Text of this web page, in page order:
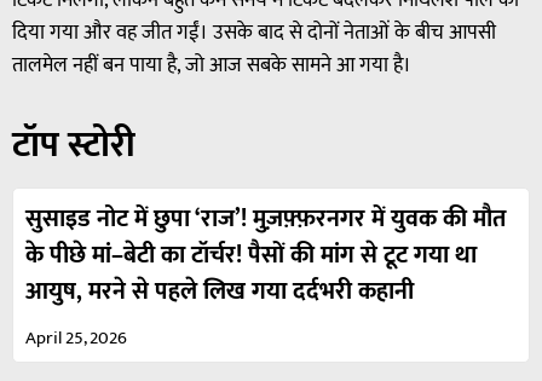
दिया गया और वह जीत गईं। उसके बाद से दोनों नेताओं के बीच आपसी
तालमेल नहीं बन पाया है, जो आज सबके सामने आ गया है।
टॉप स्टोरी
सुसाइड नोट में छुपा ‘राज’! मुज़फ़्फ़रनगर में युवक की मौत
के पीछे मां–बेटी का टॉर्चर! पैसों की मांग से टूट गया था
आयुष, मरने से पहले लिख गया दर्दभरी कहानी
April 25, 2026